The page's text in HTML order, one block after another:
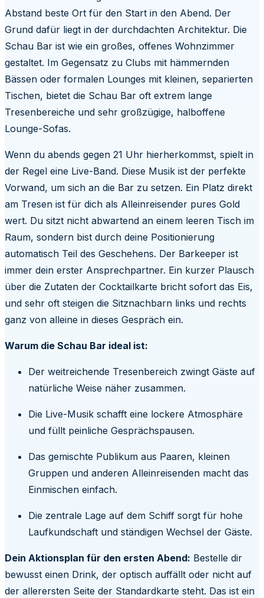
Abstand beste Ort für den Start in den Abend. Der
Grund dafür liegt in der durchdachten Architektur. Die
Schau Bar ist wie ein großes, offenes Wohnzimmer
gestaltet. Im Gegensatz zu Clubs mit hämmernden
Bässen oder formalen Lounges mit kleinen, separierten
Tischen, bietet die Schau Bar oft extrem lange
Tresenbereiche und sehr großzügige, halboffene
Lounge-Sofas.
Wenn du abends gegen 21 Uhr hierherkommst, spielt in
der Regel eine Live-Band. Diese Musik ist der perfekte
Vorwand, um sich an die Bar zu setzen. Ein Platz direkt
am Tresen ist für dich als Alleinreisender pures Gold
wert. Du sitzt nicht abwartend an einem leeren Tisch im
Raum, sondern bist durch deine Positionierung
automatisch Teil des Geschehens. Der Barkeeper ist
immer dein erster Ansprechpartner. Ein kurzer Plausch
über die Zutaten der Cocktailkarte bricht sofort das Eis,
und sehr oft steigen die Sitznachbarn links und rechts
ganz von alleine in dieses Gespräch ein.
Warum die Schau Bar ideal ist:
Der weitreichende Tresenbereich zwingt Gäste auf
natürliche Weise näher zusammen.
Die Live-Musik schafft eine lockere Atmosphäre
und füllt peinliche Gesprächspausen.
Das gemischte Publikum aus Paaren, kleinen
Gruppen und anderen Alleinreisenden macht das
Einmischen einfach.
Die zentrale Lage auf dem Schiff sorgt für hohe
Laufkundschaft und ständigen Wechsel der Gäste.
Dein Aktionsplan für den ersten Abend: Bestelle dir
bewusst einen Drink, der optisch auffällt oder nicht auf
der allerersten Seite der Standardkarte steht. Das ist ein